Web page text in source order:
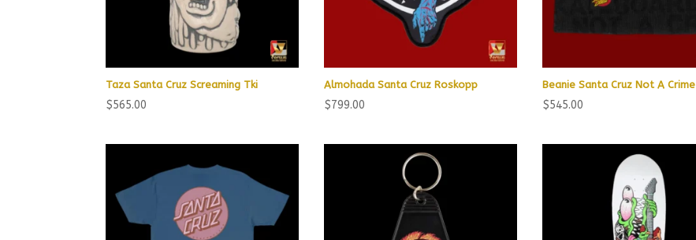
Taza Santa Cruz Screaming Tki
$565.00
Almohada Santa Cruz Roskopp
$799.00
Beanie Santa Cruz Not A Crime
$545.00